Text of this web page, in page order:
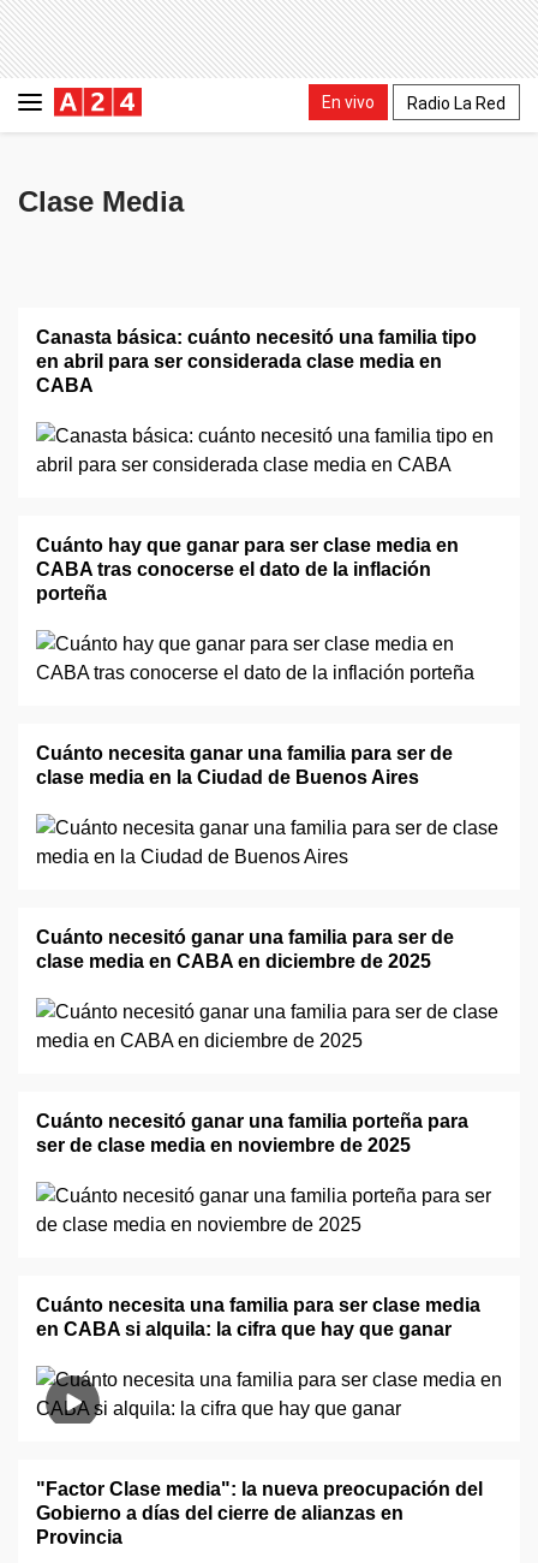
En vivo Radio La Red
Clase Media
Canasta básica: cuánto necesitó una familia tipo
en abril para ser considerada clase media en
CABA
Cuánto hay que ganar para ser clase media en
CABA tras conocerse el dato de la inflación
porteña
Cuánto necesita ganar una familia para ser de
clase media en la Ciudad de Buenos Aires
Cuánto necesitó ganar una familia para ser de
clase media en CABA en diciembre de 2025
Cuánto necesitó ganar una familia porteña para
ser de clase media en noviembre de 2025
Cuánto necesita una familia para ser clase media
en CABA si alquila: la cifra que hay que ganar
"Factor Clase media": la nueva preocupación del
Gobierno a días del cierre de alianzas en
Provincia